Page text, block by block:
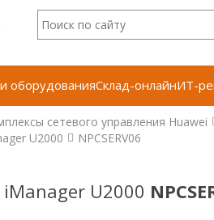
оборудованияСклад-онлайнИТ-
сетевого управления Huawei
U2000
NPCSERV06
U2000